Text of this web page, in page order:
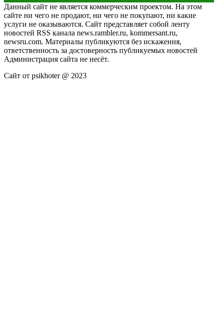
Данный сайт не является коммерческим проектом. На этом
сайте ни чего не продают, ни чего не покупают, ни какие
услуги не оказываются. Сайт представляет собой ленту
новостей RSS канала news.rambler.ru, kommersant.ru,
newsru.com. Материалы публикуются без искажения,
ответственность за достоверность публикуемых новостей
Администрация сайта не несёт.
Сайт от psikhoter @ 2023